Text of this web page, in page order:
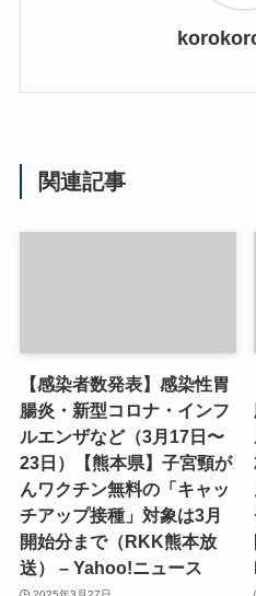
関連記事
【感染者数発表】感染性胃
腸炎・新型コロナ・インフ
ルエンザなど（3月17日〜
23日）【熊本県】子宮頸が
んワクチン無料の「キャッ
チアップ接種」対象は3月
開始分まで（RKK熊本放
送） – Yahoo!ニュース